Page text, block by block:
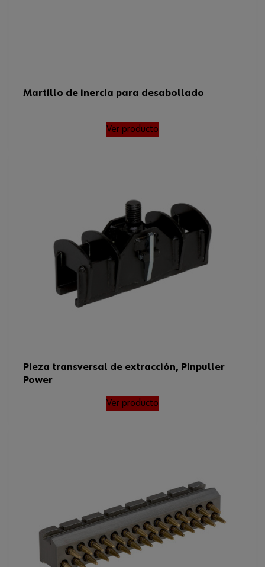
Martillo de inercia para desabollado
Ver producto
Pieza transversal de extracción, Pinpuller
Power
Ver producto